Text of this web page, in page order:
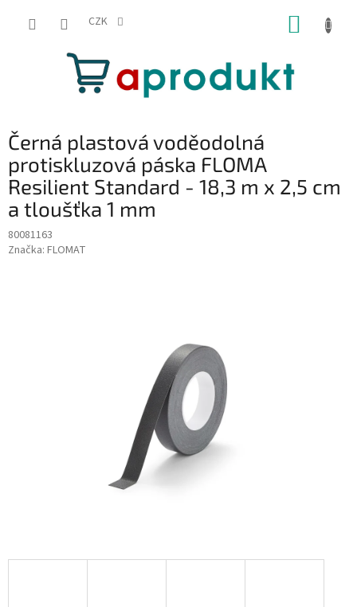
CZK
Černá plastová voděodolná
protiskluzová páska FLOMA
Resilient Standard - 18,3 m x 2,5 cm
a tloušťka 1 mm
80081163
Značka: FLOMAT